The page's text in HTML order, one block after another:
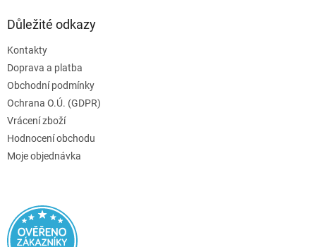
Důležité odkazy
Kontakty
Doprava a platba
Obchodní podmínky
Ochrana O.Ú. (GDPR)
Vrácení zboží
Hodnocení obchodu
Moje objednávka